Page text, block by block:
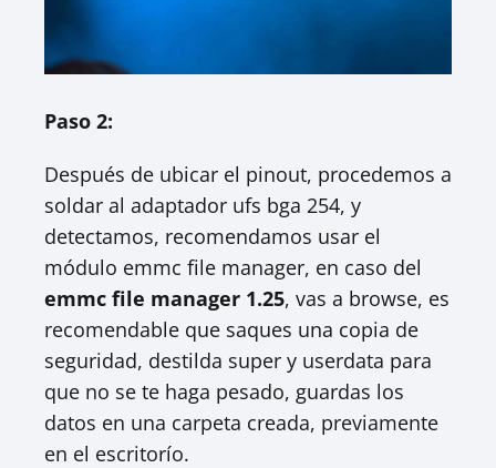
Paso 2:
Después de ubicar el pinout, procedemos a
soldar al adaptador ufs bga 254, y
detectamos, recomendamos usar el
módulo emmc file manager, en caso del
emmc file manager 1.25, vas a browse, es
recomendable que saques una copia de
seguridad, destilda super y userdata para
que no se te haga pesado, guardas los
datos en una carpeta creada, previamente
en el escritorío.